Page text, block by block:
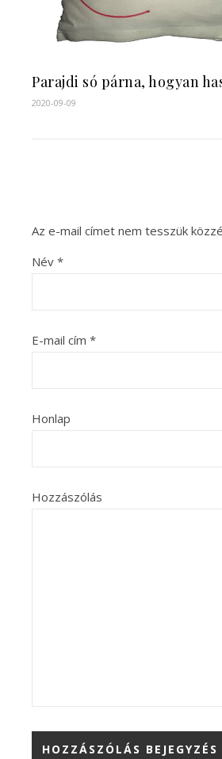
Parajdi só párna, hogyan
2020-09-09
Az e-mail címet nem tesszük
Név *
E-mail cím *
Honlap
Hozzászólás